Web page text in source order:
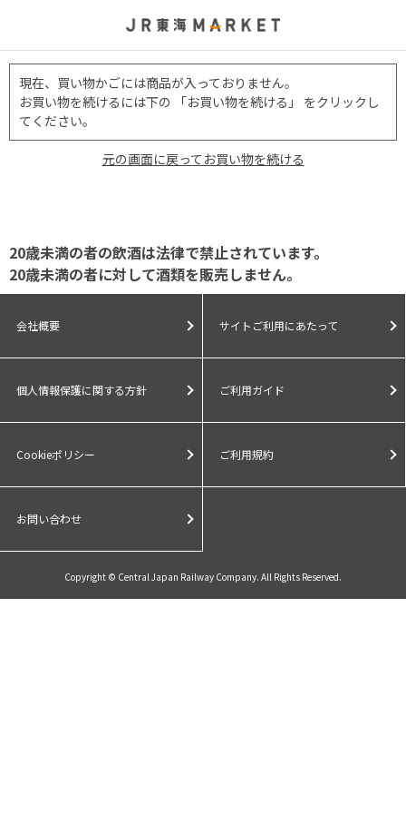
現在、買い物かごには商品が入っておりません。
お買い物を続けるには下の 「お買い物を続ける」 をクリックし
てください。
元の画面に戻ってお買い物を続ける
20歳未満の者の飲酒は法律で禁止されています。
20歳未満の者に対して酒類を販売しません。
会社概要 サイトご利用にあたって
個人情報保護に関する方針 ご利用ガイド
Cookieポリシー ご利用規約
お問い合わせ
Copyright © Central Japan Railway Company. All Rights Reserved.